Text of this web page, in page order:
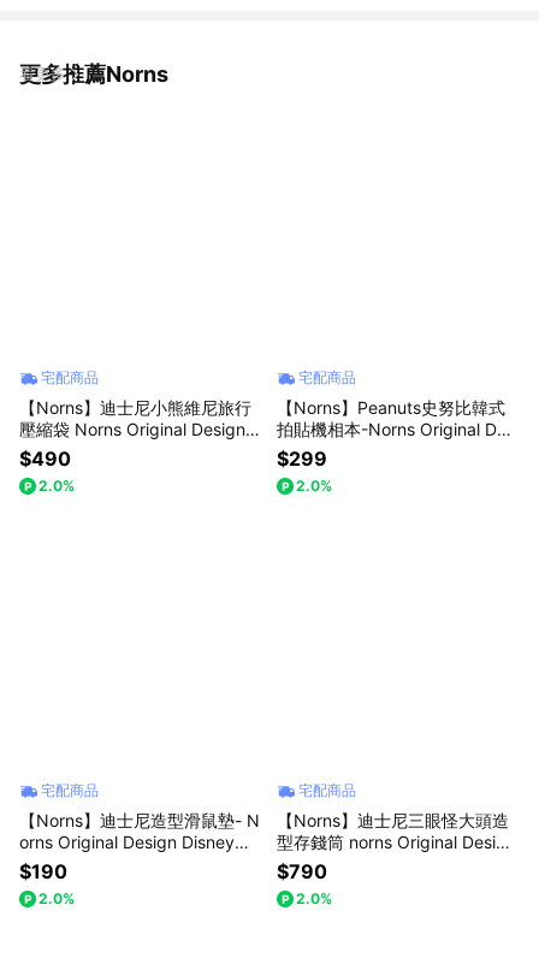
更多推薦Norns
看更多
宅配商品
【Norns】迪士尼小熊維尼旅行
壓縮袋 Norns Original Design
小熊維尼行李收納壓縮袋・分層
收納省空間
$490
2.0%
宅配商品
【Norns】Peanuts史努比韓式
拍貼機相本-Norns Original Desi
gn Snoopy 人生四格相片收集冊
(每款式最少需購買2件)
$299
2.0%
宅配商品
【Norns】迪士尼造型滑鼠墊- N
orns Original Design Disney正
版授權 電腦滑鼠墊 桌墊 小熊維
尼 三眼怪 史迪奇 奇奇蒂蒂 小飛
象(每款式最少需購買2件)
$190
2.0%
宅配商品
【Norns】迪士尼三眼怪大頭造
型存錢筒 norns Original Design
Disney Pixar Toy Story
$790
2.0%